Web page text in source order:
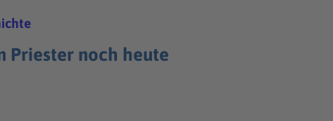
Priester noch heute